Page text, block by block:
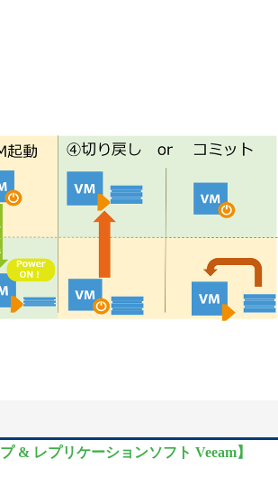
& レプリケーションソフト Veeam】